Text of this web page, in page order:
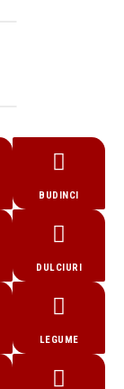
BUDINCI
DULCIURI
LEGUME